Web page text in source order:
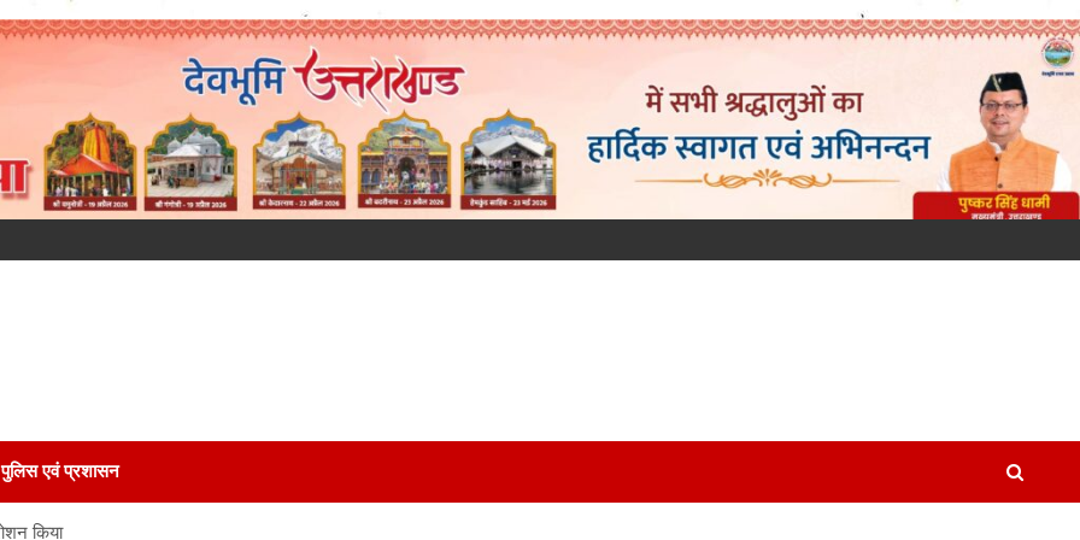
पुलिस एवं प्रशासन
किया